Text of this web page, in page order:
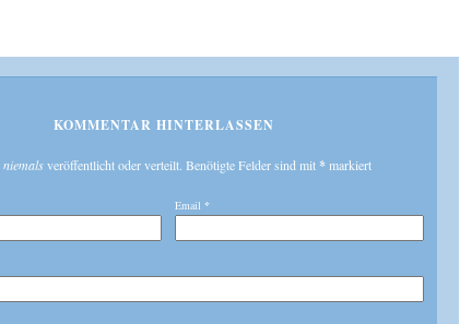
KOMMENTAR HINTERLASSEN
niemalsveröffentlicht oder verteilt. Benötigte Felder sind mit*markiert
Email *